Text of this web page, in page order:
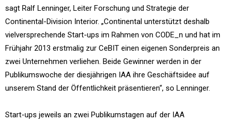
sagt Ralf Lenninger, Leiter Forschung und Strategie der
Continental-Division Interior. „Continental unterstützt deshalb
vielversprechende Start-ups im Rahmen von CODE_n und hat im
Frühjahr 2013 erstmalig zur CeBIT einen eigenen Sonderpreis an
zwei Unternehmen verliehen. Beide Gewinner werden in der
Publikumswoche der diesjährigen IAA ihre Geschäftsidee auf
unserem Stand der Öffentlichkeit präsentieren“, so Lenninger.
Start-ups jeweils an zwei Publikumstagen auf der IAA